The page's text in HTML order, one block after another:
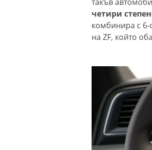
четири
комбинира с 6-
на ZF, който